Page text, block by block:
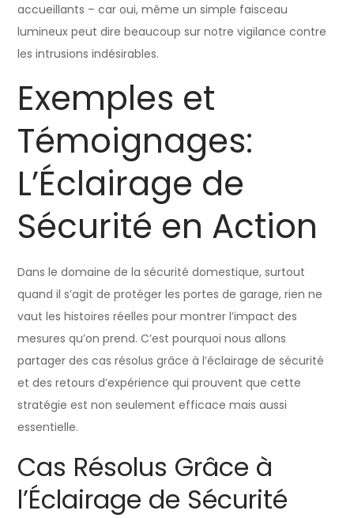
accueillants – car oui, même un simple faisceau
lumineux peut dire beaucoup sur notre vigilance contre
les intrusions indésirables.
Exemples et
Témoignages:
L’Éclairage de
Sécurité en Action
Dans le domaine de la sécurité domestique, surtout
quand il s’agit de protéger les portes de garage, rien ne
vaut les histoires réelles pour montrer l’impact des
mesures qu’on prend. C’est pourquoi nous allons
partager des cas résolus grâce à l’éclairage de sécurité
et des retours d’expérience qui prouvent que cette
stratégie est non seulement efficace mais aussi
essentielle.
Cas Résolus Grâce à
l’Éclairage de Sécurité